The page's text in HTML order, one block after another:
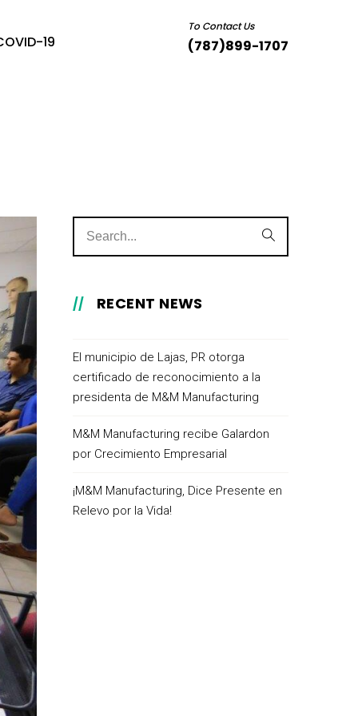
19
To Contact Us
(787)899-1707
RECENT NEWS
El municipio de Lajas, PR otorga
certificado de reconocimiento a la
presidenta de M&M Manufacturing
M&M Manufacturing recibe Galardon
por Crecimiento Empresarial
¡M&M Manufacturing, Dice Presente en
Relevo por la Vida!